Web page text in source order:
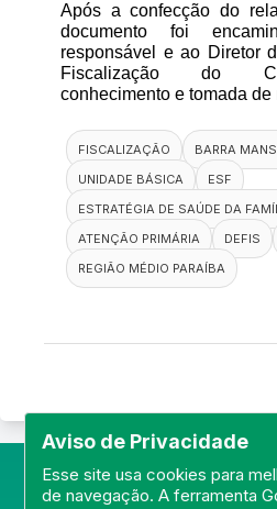
Aviso de Privacidade
Esse site usa cookies para
de navegação. A ferramenta
Após a confecção do
documento foi
responsável e ao Diretor
Fiscalização do
conhecimento e tomada
FISCALIZAÇÃO
BARRA
UNIDADE BÁSICA
ESF
ESTRATÉGIA DE SAÚDE DA
ATENÇÃO PRIMÁRIA
DEFIS
REGIÃO MÉDIO PARAÍBA